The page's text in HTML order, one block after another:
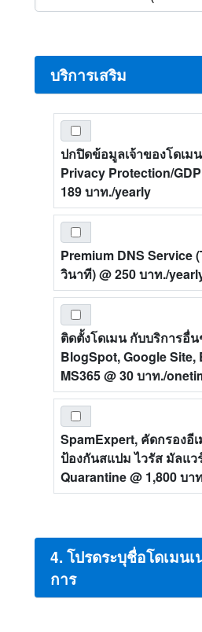
บริการเสริม
ปกปิดข้อมูลเจ้าของโดเม
Privacy Protection/
189 บาท./yearly
Premium DNS Service
วินาที)@ 250 บาท./
ติดตั้งโดเมน กับบริการอื่
BlogSpot, Google Site,
MS365@ 30 บาท./
SpamExpert, คัดกรองอี
ป้องกันสแปม ไวรัส มัลแว
Quarantine@ 1,800 บา
4. โปรดระบุชื่อโดเมน
การ